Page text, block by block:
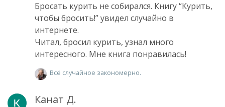
Бросать курить не собирался. Книгу “Курить,
чтобы бросить!” увидел случайно в
интернете.
Читал, бросил курить, узнал много
интересного. Мне книга понравилась!
Всё случайное закономерно.
Канат Д.